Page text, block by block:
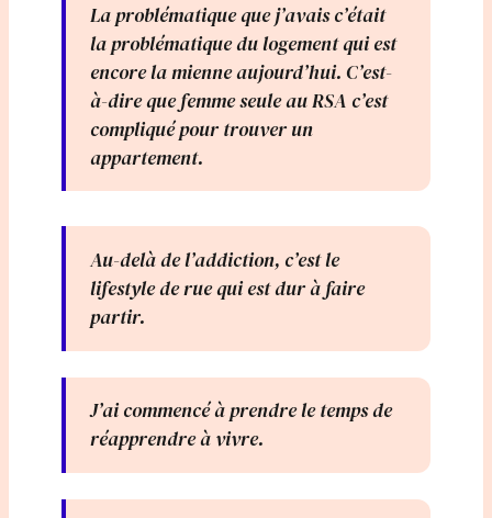
La problématique que j’avais c’était
la problématique du logement qui est
encore la mienne aujourd’hui. C’est-
à-dire que femme seule au RSA c’est
compliqué pour trouver un
appartement.
Au-delà de l’addiction, c’est le
lifestyle de rue qui est dur à faire
partir.
J’ai commencé à prendre le temps de
réapprendre à vivre.